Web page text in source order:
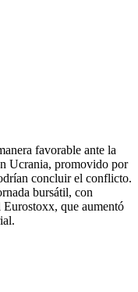
favorable ante la
Ucrania, promovido por
concluir el conflicto.
bursátil, con
Eurostoxx, que aumentó